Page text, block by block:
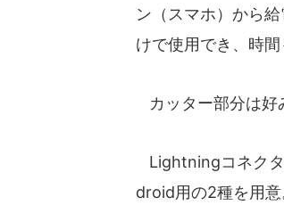
ン（スマホ）から
けで使用でき、時
カッター部分は好
Lightningコネク
droid用の2種を用意